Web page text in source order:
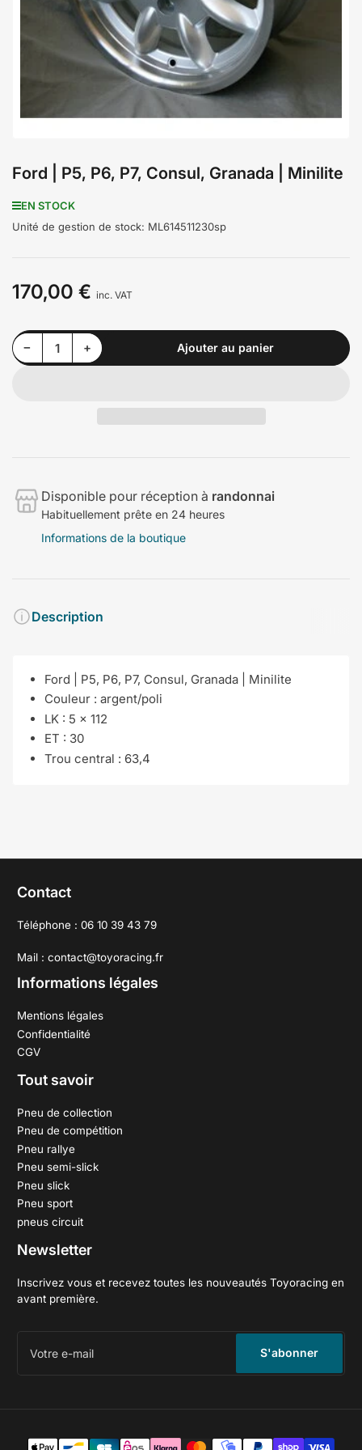
1
en
modal
Ford | P5, P6, P7, Consul, Granada | Minilite
EN STOCK
Unité de gestion de stock: ML614511230sp
Prix
170,00 € inc. VAT
−Diminuer la quantité pour Ford | P5, P6, P7, Consul, Granada | Minilite
Quantité +Augmenter la quantité pour Ford | P5, P6, P7, Consul, Granada | Minilite Ajouter au panier
Disponible pour réception à randonnai
Habituellement prête en 24 heures
Informations de la boutique
Description
Ford | P5, P6, P7, Consul, Granada | Minilite
Couleur : argent/poli
LK : 5 x 112
ET : 30
Trou central : 63,4
Contact
Téléphone : 06 10 39 43 79
Mail : contact@toyoracing.fr
Informations légales
Mentions légales
Confidentialité
CGV
Tout savoir
Pneu de collection
Pneu de compétition
Pneu rallye
Pneu semi-slick
Pneu slick
Pneu sport
pneus circuit
Newsletter
Inscrivez vous et recevez toutes les nouveautés Toyoracing en
avant première.
S'abonner
Méthodes